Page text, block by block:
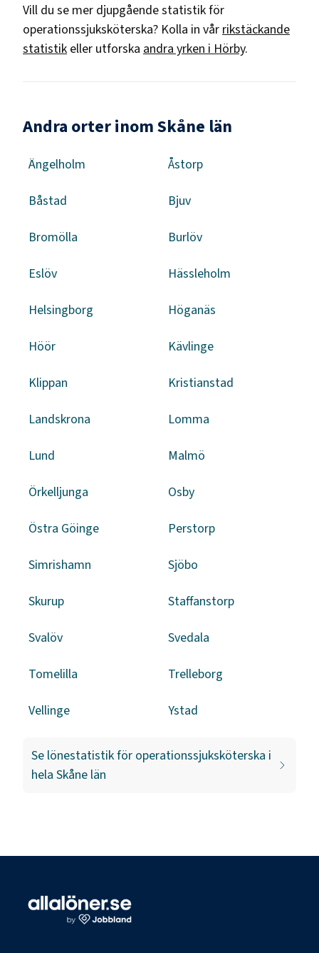
Vill du se mer djupgående statistik för
operationssjuksköterska? Kolla in vår rikstäckande
statistik eller utforska andra yrken i Hörby.
Andra orter inom Skåne län
Ängelholm Åstorp
Båstad Bjuv
Bromölla Burlöv
Eslöv Hässleholm
Helsingborg Höganäs
Höör Kävlinge
Klippan Kristianstad
Landskrona Lomma
Lund Malmö
Örkelljunga Osby
Östra Göinge Perstorp
Simrishamn Sjöbo
Skurup Staffanstorp
Svalöv Svedala
Tomelilla Trelleborg
Vellinge Ystad
Se lönestatistik för operationssjuksköterska i
hela Skåne län